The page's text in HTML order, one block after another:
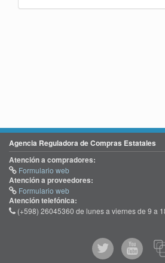
Agencia Reguladora de Compras Estatales
Atención a compradores:
Formulario web
Atención a proveedores:
Formulario web
Atención telefónica:
(+598) 26045360 de lunes a viernes de 9 a